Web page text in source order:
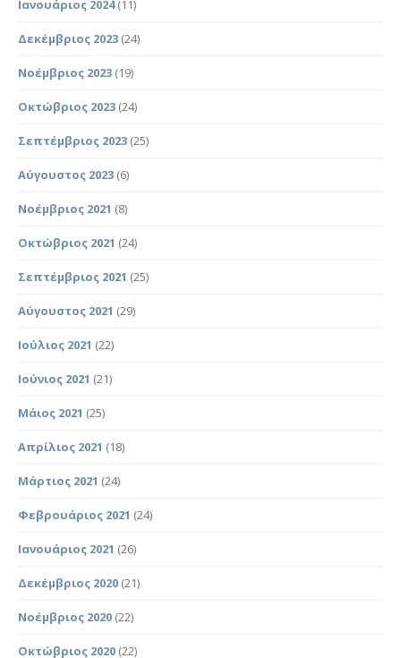
Ιανουάριος 2024(11)
Δεκέμβριος 2023 (24)
Νοέμβριος 2023 (19)
Οκτώβριος 2023 (24)
Σεπτέμβριος 2023 (25)
Αύγουστος 2023 (6)
Νοέμβριος 2021 (8)
Οκτώβριος 2021 (24)
Σεπτέμβριος 2021 (25)
Αύγουστος 2021 (29)
Ιούλιος 2021 (22)
Ιούνιος 2021 (21)
Μάιος 2021 (25)
Απρίλιος 2021 (18)
Μάρτιος 2021 (24)
Φεβρουάριος 2021 (24)
Ιανουάριος 2021 (26)
Δεκέμβριος 2020 (21)
Νοέμβριος 2020 (22)
Οκτώβριος 2020 (22)